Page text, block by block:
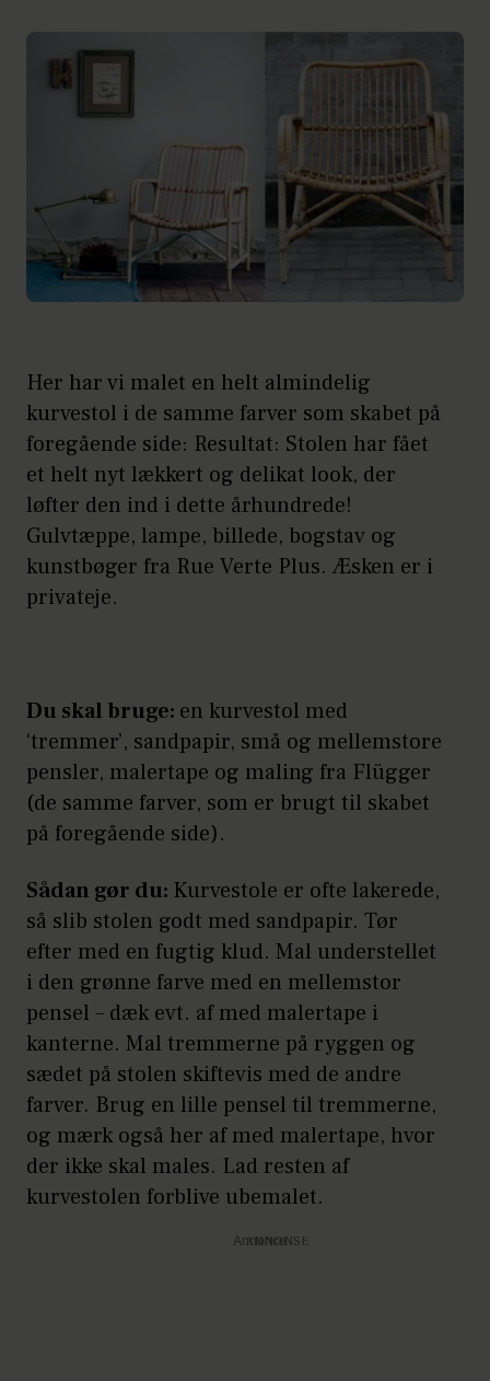
Her har vi malet en helt almindelig
kurvestol i de samme farver som skabet på
foregående side: Resultat: Stolen har fået
et helt nyt lækkert og delikat look, der
løfter den ind i dette århundrede!
Gulvtæppe, lampe, billede, bogstav og
kunstbøger fra Rue Verte Plus. Æsken er i
privateje.
Du skal bruge: en kurvestol med
‘tremmer’, sandpapir, små og mellemstore
pensler, malertape og maling fra Flügger
(de samme farver, som er brugt til skabet
på foregående side).
Sådan gør du: Kurvestole er ofte lakerede,
så slib stolen godt med sandpapir. Tør
efter med en fugtig klud. Mal understellet
i den grønne farve med en mellemstor
pensel – dæk evt. af med malertape i
kanterne. Mal tremmerne på ryggen og
sædet på stolen skiftevis med de andre
farver. Brug en lille pensel til tremmerne,
og mærk også her af med malertape, hvor
der ikke skal males. Lad resten af
kurvestolen forblive ubemalet.
Annonce